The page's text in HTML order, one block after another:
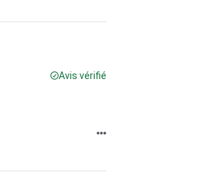
Avis vérifié